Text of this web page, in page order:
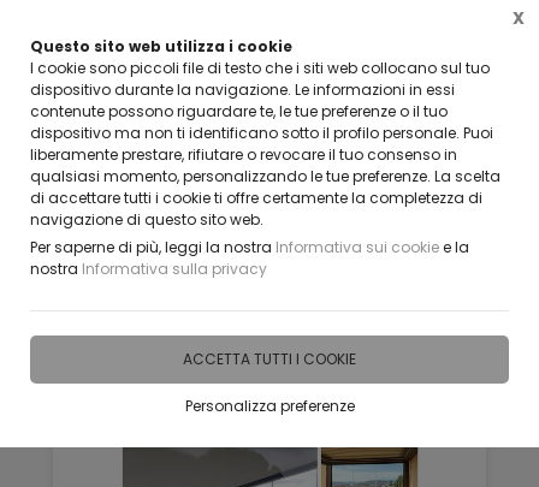
Questo sito web utilizza i cookie
I cookie sono piccoli file di testo che i siti web collocano sul tuo
dispositivo durante la navigazione. Le informazioni in essi
contenute possono riguardare te, le tue preferenze o il tuo
dispositivo ma non ti identificano sotto il profilo personale. Puoi
liberamente prestare, rifiutare o revocare il tuo consenso in
qualsiasi momento, personalizzando le tue preferenze. La scelta
di accettare tutti i cookie ti offre certamente la completezza di
navigazione di questo sito web.
Per saperne di più, leggi la nostra Informativa sui cookiee la
nostra Informativa sulla privacy
ACCETTA TUTTI I COOKIE
Personalizza preferenze
X
CLICCA E SCOPRI I COUPON ATTIVI ADESSO
Home Vetreria
Vetreria